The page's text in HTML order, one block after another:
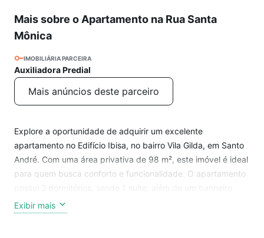
Mais sobre o Apartamento na Rua Santa
Mônica
IMOBILIÁRIA PARCEIRA
Auxiliadora Predial
Mais anúncios deste parceiro
Explore a oportunidade de adquirir um excelente
apartamento no Edifício Ibisa, no bairro Vila Gilda, em Santo
André. Com uma área privativa de 98 m², este imóvel é ideal
para quem busca conforto e funcionalidade. O apartamento
social. A localização é estratégica, próxima a
estabelecimentos comerciais e com fácil acesso a
Exibir mais